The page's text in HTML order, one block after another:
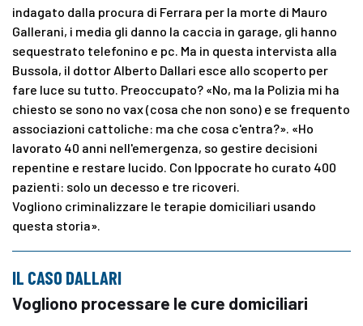
indagato dalla procura di Ferrara per la morte di Mauro
Gallerani, i media gli danno la caccia in garage, gli hanno
sequestrato telefonino e pc. Ma in questa intervista alla
Bussola, il dottor Alberto Dallari esce allo scoperto per
fare luce su tutto. Preoccupato? «No, ma la Polizia mi ha
chiesto se sono no vax (cosa che non sono) e se frequento
associazioni cattoliche: ma che cosa c'entra?». «Ho
lavorato 40 anni nell'emergenza, so gestire decisioni
repentine e restare lucido. Con Ippocrate ho curato 400
pazienti: solo un decesso e tre ricoveri.
Vogliono criminalizzare le terapie domiciliari usando
questa storia».
IL CASO DALLARI
Vogliono processare le cure domiciliari